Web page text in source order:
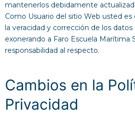
mantenerlos debidamente
Como Usuario del sitio Web usted es
la veracidad y corrección de los
exonerando a Faro Escuela Marítima
responsabilidad al respecto.
Cambios en la
Privacidad